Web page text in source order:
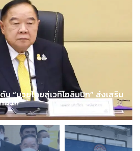
“มวยไทยสู่เวทีโอลิมปิก” ส่งเสริม
ล !!!